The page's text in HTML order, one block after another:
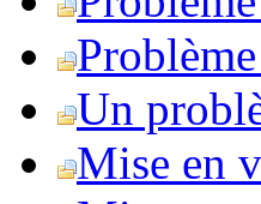
Un
Mise en